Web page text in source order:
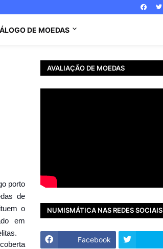
DE MOEDAS
porto
de
o
em
AVALIAÇÃO DE MOEDAS
NUMISMÁTICA NAS REDES SOCIAIS
Facebook